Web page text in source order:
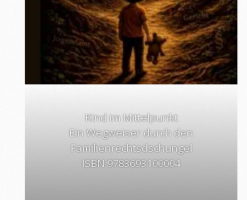
Kind im Mittelpunkt
Ein Wegweiser durch den
Familienrechtsdschungel
ISBN 9783693100004